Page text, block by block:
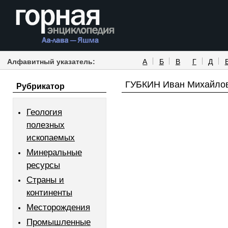
Алфавитный указатель: А Б В Г Д
Рубрикатор
Геология
полезных
ископаемых
Минеральные
ресурсы
Страны и
континенты
Месторождения
Промышленные
ГУБКИН Иван